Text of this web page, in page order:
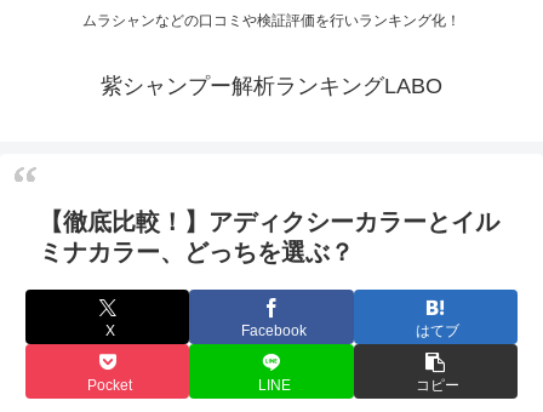
ムラシャンなどの口コミや検証評価を行いランキング化！
紫シャンプー解析ランキングLABO
【徹底比較！】アディクシーカラーとイル
ミナカラー、どっちを選ぶ？
X Facebook はてブ
Pocket LINE コピー